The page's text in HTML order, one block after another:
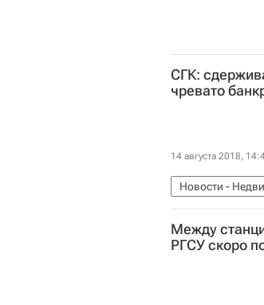
СГК:
чревато
14 августа 2018,
Новости -
Повышения
Между
РГСУ скоро